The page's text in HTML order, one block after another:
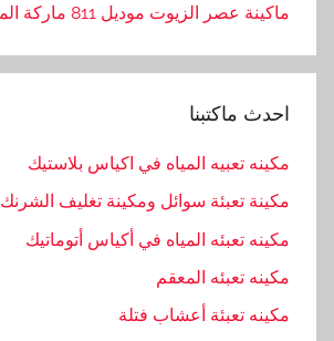
ماكينة عصر الزيوت موديل 811 ماركة المهندس منسي
احدث ماكتبنا
مكينه تعبيه المياه في اكياس بلاستيك
مكينة تعبئة سوائل ومكينة تغليف الشرنك
مكينه تعبئه المياه في أكياس أتوماتيك
مكينه تعبئه المعقم
مكينه تعبئة أعشاب فتلة